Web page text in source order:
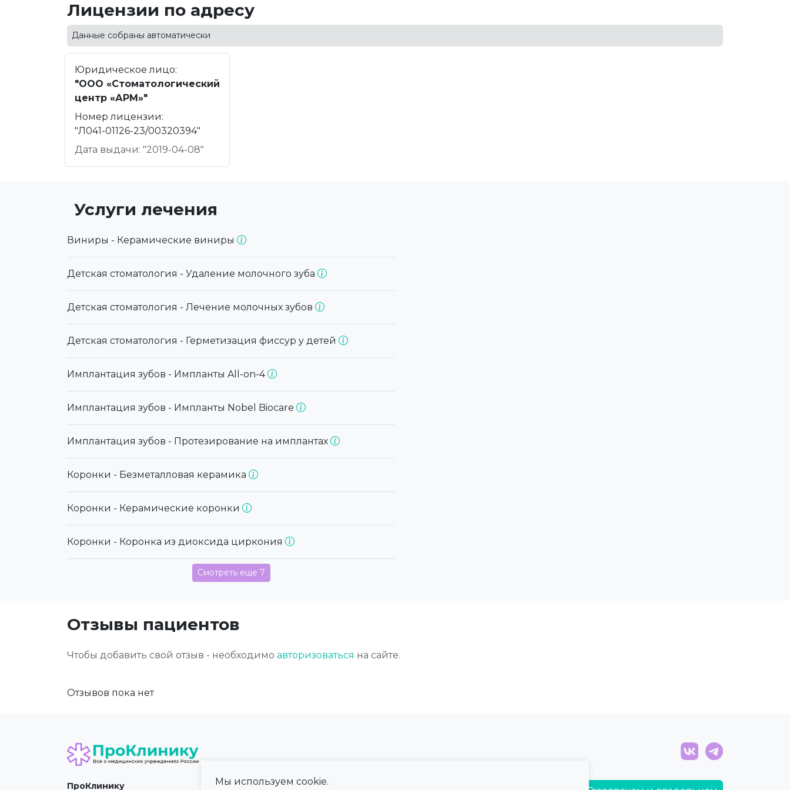
Лицензии по адресу
Данные собраны автоматически
Юридическое лицо:
"ООО «Стоматологический
центр «АРМ»"
Номер лицензии:
"Л041-01126-23/00320394"
Дата выдачи: "2019-04-08"
Услуги лечения
Виниры - Керамические виниры
Детская стоматология - Удаление молочного зуба
Детская стоматология - Лечение молочных зубов
Детская стоматология - Герметизация фиссур у детей
Имплантация зубов - Импланты All-on-4
Имплантация зубов - Импланты Nobel Biocare
Имплантация зубов - Протезирование на имплантах
Коронки - Безметалловая керамика
Коронки - Керамические коронки
Коронки - Коронка из диоксида циркония
Смотреть еще 7
Отзывы пациентов
Чтобы добавить свой отзыв - необходимо авторизоваться на сайте.
Отзывов пока нет
ПроКлинику Карта сайта
Мы используем cookie.